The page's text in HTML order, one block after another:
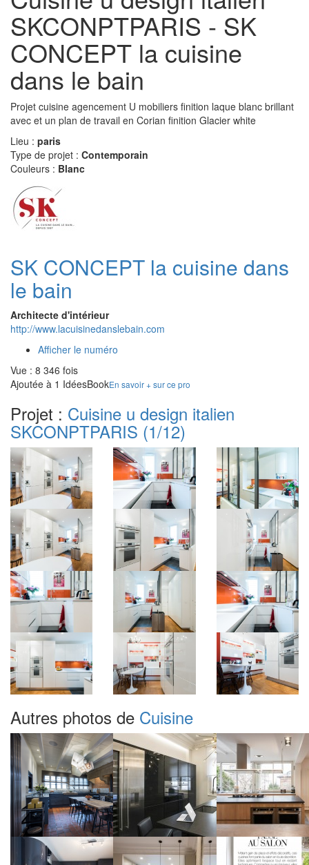
SKCONPTPARIS - SK
CONCEPT la cuisine
dans le bain
Projet cuisine agencement U mobiliers finition laque blanc brillant
avec et un plan de travail en Corian finition Glacier white
Lieu : paris
Type de projet : Contemporain
Couleurs : Blanc
SK CONCEPT la cuisine dans
le bain
Architecte d'intérieur
http://www.lacuisinedanslebain.com
Afficher le numéro
Vue : 8 346 fois
Ajoutée à 1 IdéesBookEn savoir + sur ce pro
Projet : Cuisine u design italien
SKCONPTPARIS (1/12)
Autres photos de Cuisine